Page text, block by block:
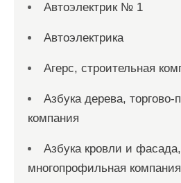
Автоэлектрик № 1
Автоэлектрика
Агерс, строительная
Азбука дерева, торгово-
компания
Азбука кровли и фасада,
многопрофильная компания